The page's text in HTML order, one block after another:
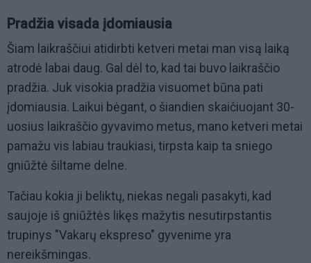
Pradžia visada įdomiausia
Šiam laikraščiui atidirbti ketveri metai man visą laiką
atrodė labai daug. Gal dėl to, kad tai buvo laikraščio
pradžia. Juk visokia pradžia visuomet būna pati
įdomiausia. Laikui bėgant, o šiandien skaičiuojant 30-
uosius laikraščio gyvavimo metus, mano ketveri metai
pamažu vis labiau traukiasi, tirpsta kaip ta sniego
gniūžtė šiltame delne.
Tačiau kokia ji beliktų, niekas negali pasakyti, kad
saujoje iš gniūžtės likęs mažytis nesutirpstantis
trupinys "Vakarų ekspreso" gyvenime yra
nereikšmingas.